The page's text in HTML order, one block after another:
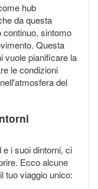
hub
da questa
continuo, sintomo
Questa
vuole pianificare la
le condizioni
del
i suoi dintorni, ci
Ecco alcune
tuo viaggio unico: